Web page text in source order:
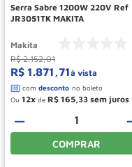
Serra Sabre 1200W 220V Ref
JR3051TK MAKITA
Makita
R$ 2.152,01
R$ 1.871 ,71à vista
Ou 12 de R$ 165 33
－
COMPRAR